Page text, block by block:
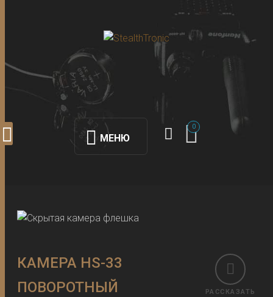
МЕНЮ
0
РАССКАЗАТЬ
КАМЕРА HS-33
ПОВОРОТНЫЙ